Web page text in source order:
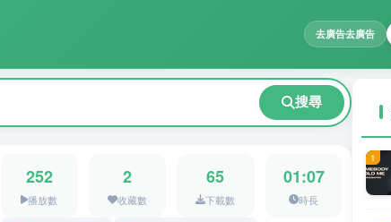
去廣告去廣告
搜尋
252
播放數
2
收藏數
65
下載數
01:07
時長
1